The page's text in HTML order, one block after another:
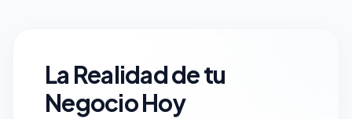
La Realidad de tu
Negocio Hoy